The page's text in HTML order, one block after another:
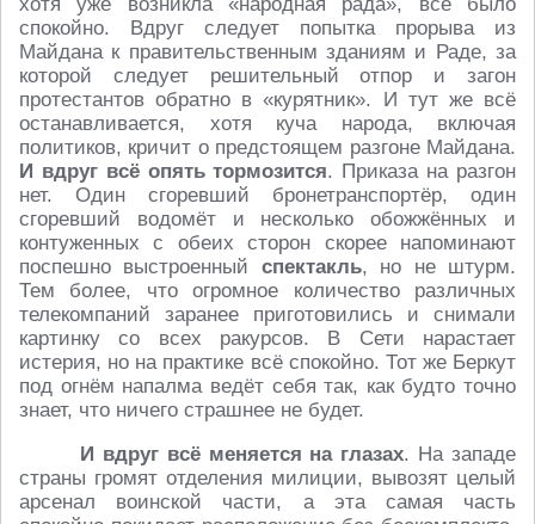
спокойно. Вдруг следует попытка прорыва из
Майдана к правительственным зданиям и Раде, за
которой следует решительный отпор и загон
протестантов обратно в «курятник». И тут же всё
останавливается, хотя куча народа, включая
политиков, кричит о предстоящем разгоне Майдана.
И вдруг всё опять тормозится. Приказа на разгон
нет. Один сгоревший бронетранспортёр, один
сгоревший водомёт и несколько обожжённых и
контуженных с обеих сторон скорее напоминают
поспешно выстроенный спектакль, но не штурм.
Тем более, что огромное количество различных
телекомпаний заранее приготовились и снимали
картинку со всех ракурсов. В Сети нарастает
истерия, но на практике всё спокойно. Тот же Беркут
под огнём напалма ведёт себя так, как будто точно
знает, что ничего страшнее не будет.
И вдруг всё меняется на глазах. На западе
страны громят отделения милиции, вывозят целый
арсенал воинской части, а эта самая часть